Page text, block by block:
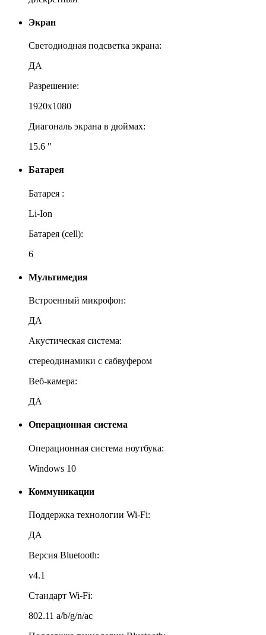
Экран
Светодиодная подсветка экрана:
ДА
Разрешение:
1920x1080
Диагональ экрана в дюймах:
15.6 "
Батарея
Батарея :
Li-Ion
Батарея (cell):
6
Мультимедия
Встроенный микрофон:
ДА
Акустическая система:
стереодинамики с сабвуфером
Веб-камера:
ДА
Операционная система
Операционная система ноутбука:
Windows 10
Коммуникации
Поддержка технологии Wi-Fi:
ДА
Версия Bluetooth:
v4.1
Стандарт Wi-Fi:
802.11 a/b/g/n/ac